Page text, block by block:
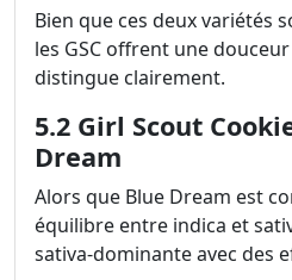
Bien que ces deux variétés
les GSC offrent une
distingue clairement.
5.2 Girl Scout
Dream
Alors que Blue Dream est
équilibre entre indica et
sativa-dominante avec des